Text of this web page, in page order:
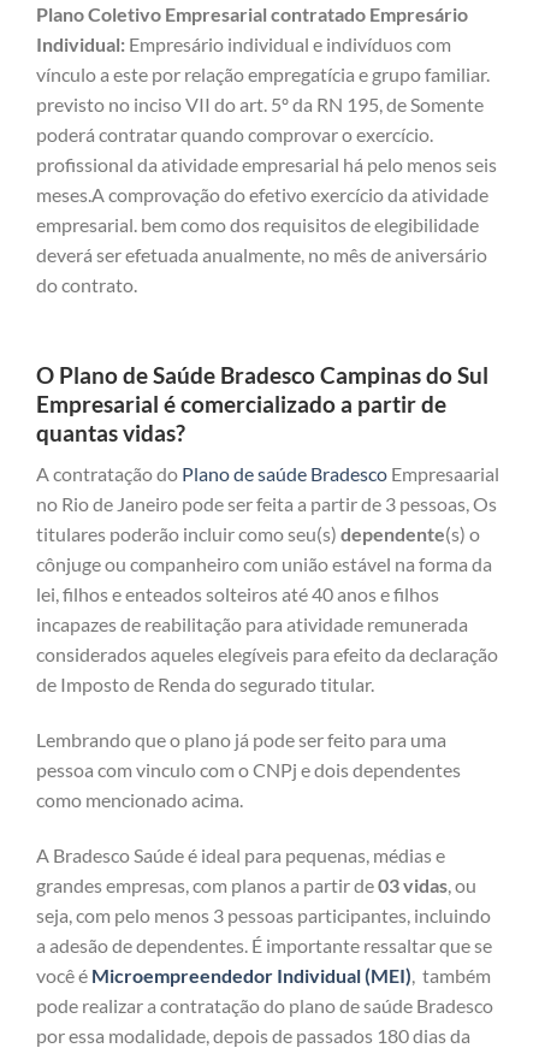
Plano Coletivo Empresarial contratado Empresário
Individual: Empresário individual e indivíduos com
vínculo a este por relação empregatícia e grupo familiar.
previsto no inciso VII do art. 5º da RN 195, de Somente
poderá contratar quando comprovar o exercício.
profissional da atividade empresarial há pelo menos seis
meses.A comprovação do efetivo exercício da atividade
empresarial. bem como dos requisitos de elegibilidade
deverá ser efetuada anualmente, no mês de aniversário
do contrato.
O Plano de Saúde Bradesco Campinas do Sul
Empresarial é comercializado a partir de
quantas vidas?
A contratação do Plano de saúde Bradesco Empresaarial
no Rio de Janeiro pode ser feita a partir de 3 pessoas, Os
titulares poderão incluir como seu(s) dependente(s) o
cônjuge ou companheiro com união estável na forma da
lei, filhos e enteados solteiros até 40 anos e filhos
incapazes de reabilitação para atividade remunerada
considerados aqueles elegíveis para efeito da declaração
de Imposto de Renda do segurado titular.
Lembrando que o plano já pode ser feito para uma
pessoa com vinculo com o CNPj e dois dependentes
como mencionado acima.
A Bradesco Saúde é ideal para pequenas, médias e
grandes empresas, com planos a partir de03 vidas, ou
seja, com pelo menos 3 pessoas participantes, incluindo
a adesão de dependentes. É importante ressaltar que se
você é Microempreendedor Individual (MEI), também
pode realizar a contratação do plano de saúde Bradesco
por essa modalidade, depois de passados 180 dias da